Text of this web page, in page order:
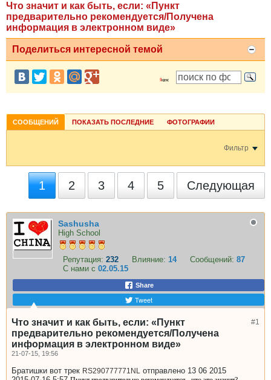
Что значит и как быть, если: «Пункт
предварительно рекомендуется/Получена
информация в электронном виде»
Поделиться интересной темой
СООБЩЕНИЙ ПОКАЗАТЬ ПОСЛЕДНИЕ ФОТОГРАФИИ
Фильтр
1 2 3 4 5 Следующая
Sashusha
High School
Репутация: 232 Влияние: 14 Сообщений: 87
С нами с 02.05.15
Share
Tweet
#1
Что значит и как быть, если: «Пункт
предварительно рекомендуется/Получена
информация в электронном виде»
21-07-15, 19:56
Братишки вот трек RS290777771NL отправлено 13 06 2015